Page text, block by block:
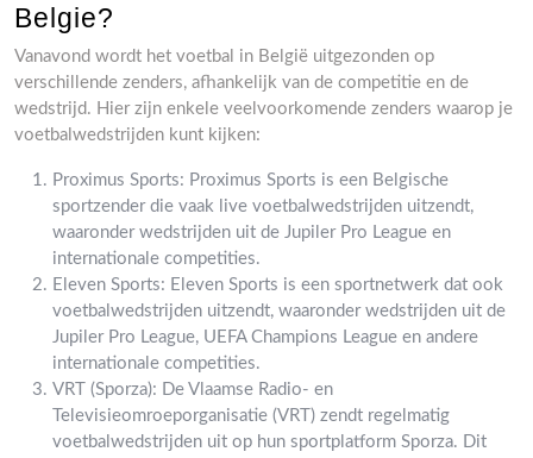
Belgie?
Vanavond wordt het voetbal in België uitgezonden op
verschillende zenders, afhankelijk van de competitie en de
wedstrijd. Hier zijn enkele veelvoorkomende zenders waarop je
voetbalwedstrijden kunt kijken:
Proximus Sports: Proximus Sports is een Belgische
sportzender die vaak live voetbalwedstrijden uitzendt,
waaronder wedstrijden uit de Jupiler Pro League en
internationale competities.
Eleven Sports: Eleven Sports is een sportnetwerk dat ook
voetbalwedstrijden uitzendt, waaronder wedstrijden uit de
Jupiler Pro League, UEFA Champions League en andere
internationale competities.
VRT (Sporza): De Vlaamse Radio- en
Televisieomroeporganisatie (VRT) zendt regelmatig
voetbalwedstrijden uit op hun sportplatform Sporza. Dit